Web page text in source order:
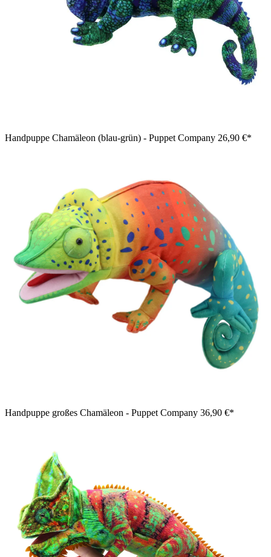
Handpuppe Chamäleon (blau-grün) - Puppet Company 26,90 €*
Handpuppe großes Chamäleon - Puppet Company 36,90 €*